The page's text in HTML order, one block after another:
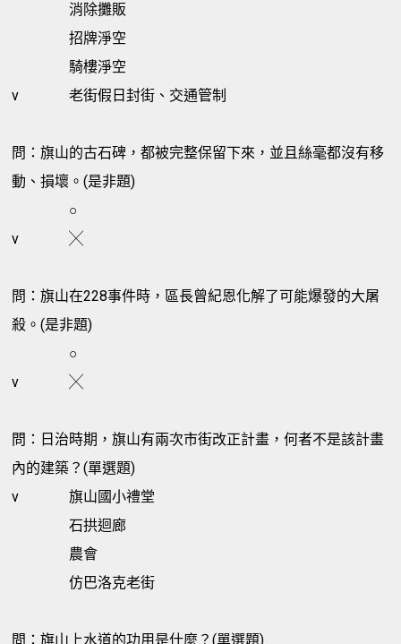
消除攤販
招牌淨空
騎樓淨空
v
老街假日封街、交通管制
問：旗山的古石碑，都被完整保留下來，並且絲毫都沒有移
動、損壞。(是非題)
○
v
╳
問：旗山在228事件時，區長曾紀恩化解了可能爆發的大屠
殺。(是非題)
○
v
╳
問：日治時期，旗山有兩次市街改正計畫，何者不是該計畫
內的建築？(單選題)
v
旗山國小禮堂
石拱迴廊
農會
仿巴洛克老街
問：旗山上水道的功用是什麼？(單選題)